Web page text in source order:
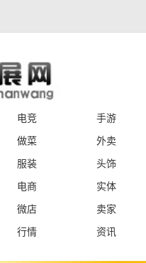
电竞
手游
做菜
外卖
服装
头饰
电商
实体
微店
卖家
行情 资讯